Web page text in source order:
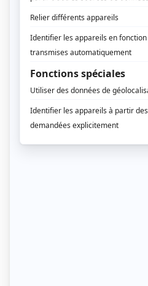
💰 En France, le salaire
d’environ 2 000 euros brut
Par rapport à un
kinésithérapeute profite
d’emploi. Il a une plus
de plus de responsabilités